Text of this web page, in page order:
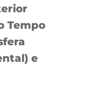
Tempo
e